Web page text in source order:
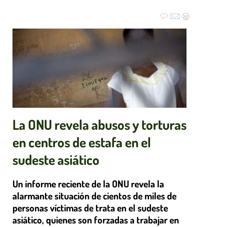
La ONU revela abusos y torturas
en centros de estafa en el
sudeste asiático
Un informe reciente de la ONU revela la
alarmante situación de cientos de miles de
personas víctimas de trata en el sudeste
asiático, quienes son forzadas a trabajar en